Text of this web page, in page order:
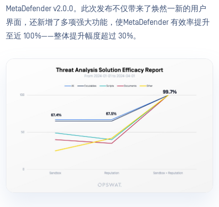
MetaDefender v2.0.0。此次发布不仅带来了焕然一新的用户
界面，还新增了多项强大功能，使MetaDefender 有效率提升
至近 100%——整体提升幅度超过 30%。